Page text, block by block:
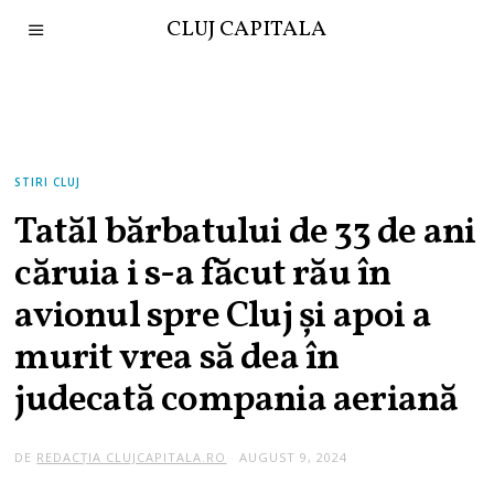
CLUJ CAPITALA
STIRI CLUJ
Tatăl bărbatului de 33 de ani
căruia i s-a făcut rău în
avionul spre Cluj și apoi a
murit vrea să dea în
judecată compania aeriană
DE REDACȚIA CLUJCAPITALA.RO AUGUST 9, 2024